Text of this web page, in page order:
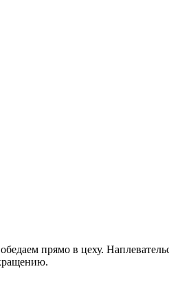
прямо в цеху.